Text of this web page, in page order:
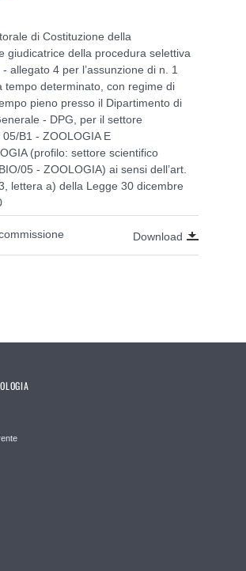
di Costituzione della
giudicatrice della procedura selettiva
allegato 4 per l’assunzione di n. 1
tempo determinato, con regime di
pieno presso il Dipartimento di
- DPG, per il settore
B1 - ZOOLOGIA E
(profilo: settore scientifico
05 - ZOOLOGIA) ai sensi dell’art.
lettera a) della Legge 30 dicembre
Download